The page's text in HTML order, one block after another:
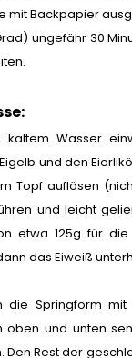
mit Backpapier
ungefähr 30
Wasser
und den
Topf auflösen
und leicht
etwa 125g für
das Eiweiß
Springform
und unten
Rest der